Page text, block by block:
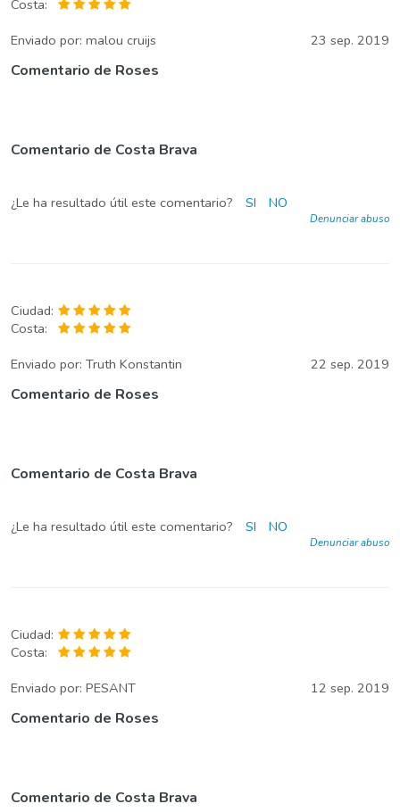
Costa:
Enviado por: malou cruijs 23 sep. 2019
Comentario de Roses
Comentario de Costa Brava
¿Le ha resultado útil este comentario? SI NO
Denunciar abuso
Ciudad:
Costa:
Enviado por: Truth Konstantin 22 sep. 2019
Comentario de Roses
Comentario de Costa Brava
¿Le ha resultado útil este comentario? SI NO
Denunciar abuso
Ciudad:
Costa:
Enviado por: PESANT 12 sep. 2019
Comentario de Roses
Comentario de Costa Brava